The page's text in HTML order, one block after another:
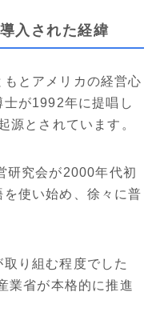
入された経緯
とアメリカの経営心
が1992年に提唱し
とされています。
研究会が2000年代初
使い始め、徐々に普
り組む程度でした
業省が本格的に推進